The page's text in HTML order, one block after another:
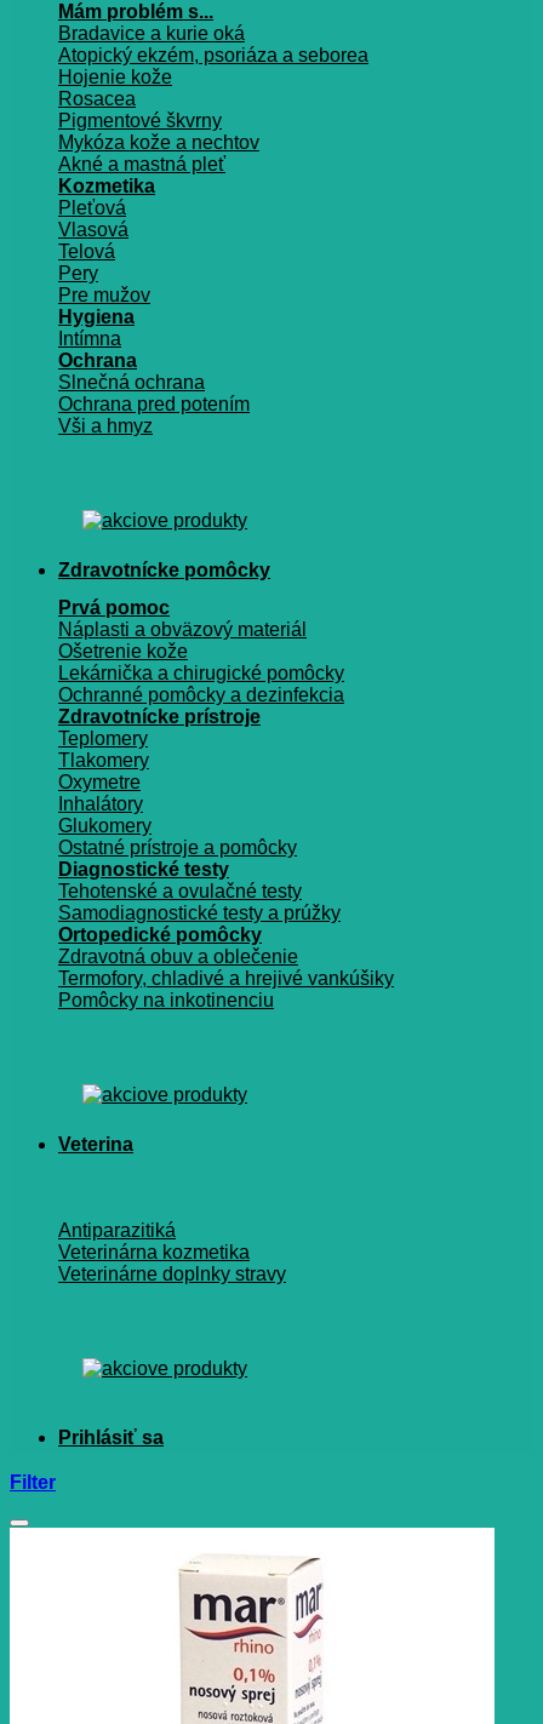
Mám problém s...
Bradavice a kurie oká
Atopický ekzém, psoriáza a seborea
Hojenie kože
Rosacea
Pigmentové škvrny
Mykóza kože a nechtov
Akné a mastná pleť
Kozmetika
Pleťová
Vlasová
Telová
Pery
Pre mužov
Hygiena
Intímna
Ochrana
Slnečná ochrana
Ochrana pred potením
Vši a hmyz
Zdravotnícke pomôcky
Prvá pomoc
Náplasti a obväzový materiál
Ošetrenie kože
Lekárnička a chirugické pomôcky
Ochranné pomôcky a dezinfekcia
Zdravotnícke prístroje
Teplomery
Tlakomery
Oxymetre
Inhalátory
Glukomery
Ostatné prístroje a pomôcky
Diagnostické testy
Tehotenské a ovulačné testy
Samodiagnostické testy a prúžky
Ortopedické pomôcky
Zdravotná obuv a oblečenie
Termofory, chladivé a hrejivé vankúšiky
Pomôcky na inkotinenciu
Veterina
Antiparazitiká
Veterinárna kozmetika
Veterinárne doplnky stravy
Filter